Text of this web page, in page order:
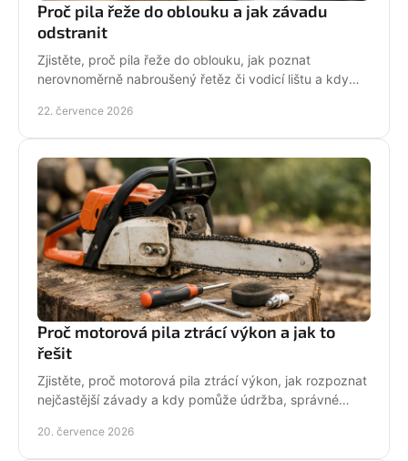
Proč pila řeže do oblouku a jak závadu
odstranit
Zjistěte, proč pila řeže do oblouku, jak poznat
nerovnoměrně nabroušený řetěz či vodicí lištu a kdy
22. července 2026
Proč motorová pila ztrácí výkon a jak to
řešit
Zjistěte, proč motorová pila ztrácí výkon, jak rozpoznat
nejčastější závady a kdy pomůže údržba, správné
20. července 2026